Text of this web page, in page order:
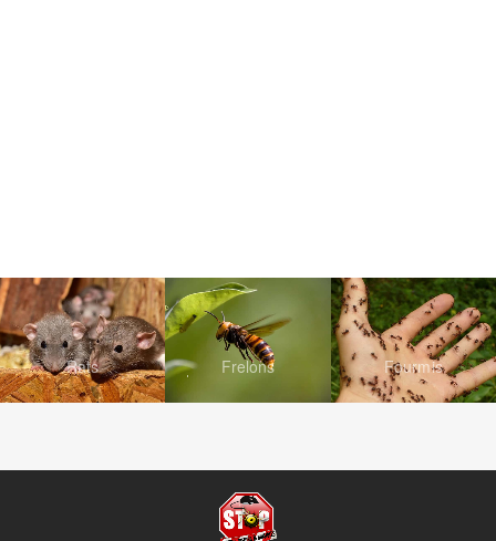
Rats Frelons Fourmis